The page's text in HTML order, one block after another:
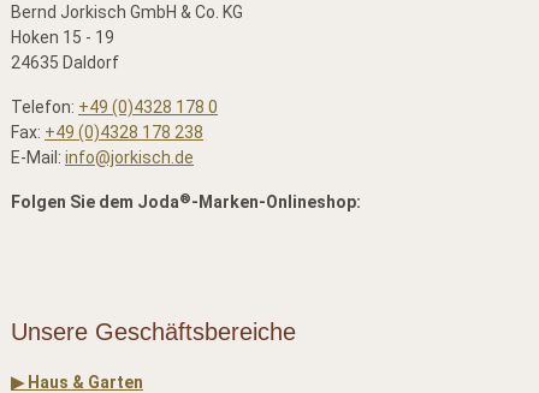
Bernd Jorkisch GmbH & Co. KG
Hoken 15 - 19
24635 Daldorf
Telefon: +49 (0)4328 178 0
Fax: +49 (0)4328 178 238
E-Mail: info@jorkisch.de
Folgen Sie dem Joda®-Marken-Onlineshop:
Unsere Geschäftsbereiche
▶ Haus & Garten